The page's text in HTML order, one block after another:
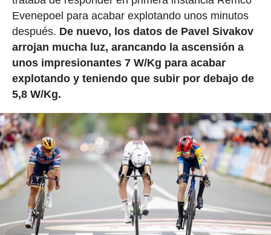
Evenepoel para acabar explotando unos minutos
después. De nuevo, los datos de Pavel Sivakov
arrojan mucha luz, arancando la ascensión a
unos impresionantes 7 W/Kg para acabar
explotando y teniendo que subir por debajo de
5,8 W/Kg.